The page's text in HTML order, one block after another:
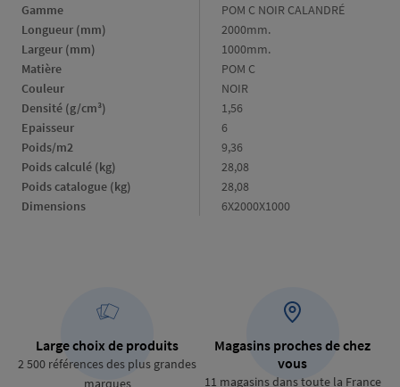
Gamme Gamme
POM C NOIR CALANDRÉ
Longueur (mm)
Longueur
(mm)
2000mm.
Largeur (mm)
Largeur
(mm)
1000mm.
Matière
Matière
POM C
Couleur
Couleur
NOIR
Densité (g/cm³)
Densité
(g/cm³)
1,56
Epaisseur
Epaisseur
6
Poids/m2
Poids/m2
9,36
Poids calculé (kg)
Poids
calculé
(kg)
28,08
Poids catalogue (kg)
Poids
catalogue
(kg)
28,08
Dimensions
Dimensions
6X2000X1000
Large choix de produits
2 500 références des plus grandes
marques
Magasins proches de chez
vous
11 magasins dans toute la France